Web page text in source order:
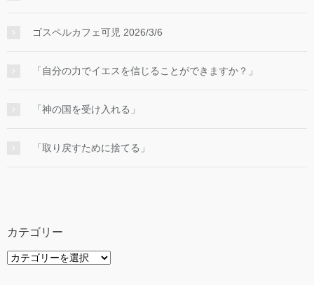
ゴスペルカフェ可児 2026/3/6
「自分の力でイエスを信じることができますか？」
「神の国を受け入れる」
「取り戻すために捨てる」
カテゴリー
カ